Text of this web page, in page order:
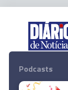
Podcasts